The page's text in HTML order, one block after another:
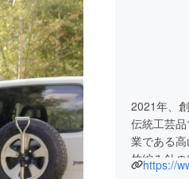
2021年、
伝統工芸
業である高
竹編み針
https://